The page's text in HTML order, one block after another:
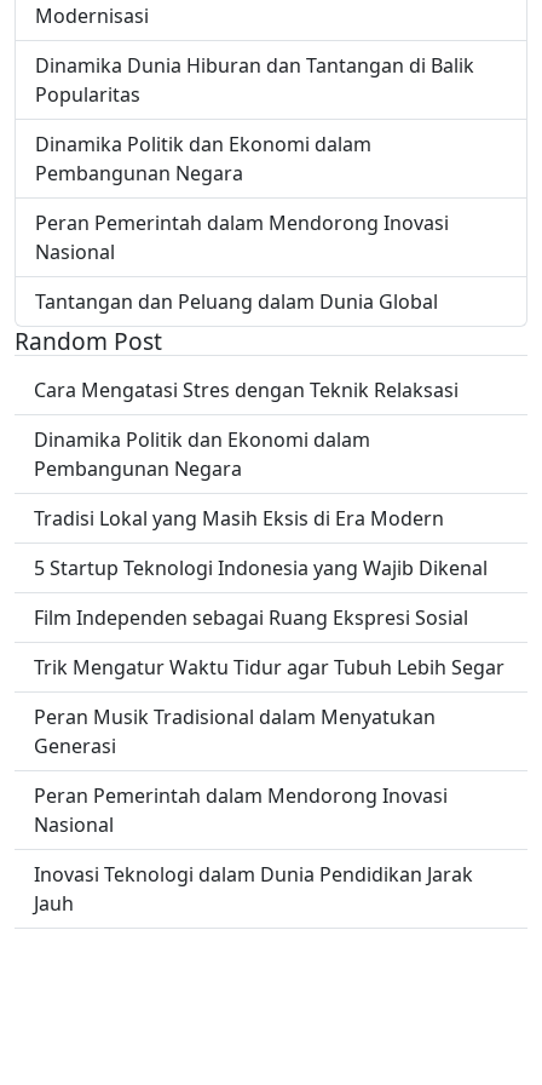
Modernisasi
Dinamika Dunia Hiburan dan Tantangan di Balik
Popularitas
Dinamika Politik dan Ekonomi dalam
Pembangunan Negara
Peran Pemerintah dalam Mendorong Inovasi
Nasional
Tantangan dan Peluang dalam Dunia Global
Random Post
Cara Mengatasi Stres dengan Teknik Relaksasi
Dinamika Politik dan Ekonomi dalam
Pembangunan Negara
Tradisi Lokal yang Masih Eksis di Era Modern
5 Startup Teknologi Indonesia yang Wajib Dikenal
Film Independen sebagai Ruang Ekspresi Sosial
Trik Mengatur Waktu Tidur agar Tubuh Lebih Segar
Peran Musik Tradisional dalam Menyatukan
Generasi
Peran Pemerintah dalam Mendorong Inovasi
Nasional
Inovasi Teknologi dalam Dunia Pendidikan Jarak
Jauh